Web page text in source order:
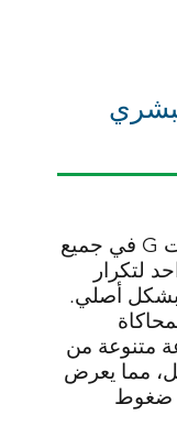
يولد ATFS-400 ديناميكيًا قوات G في جميع
لتكرار
بشكل أصلي.
متنوعة من
مما يعرض
ضغوط